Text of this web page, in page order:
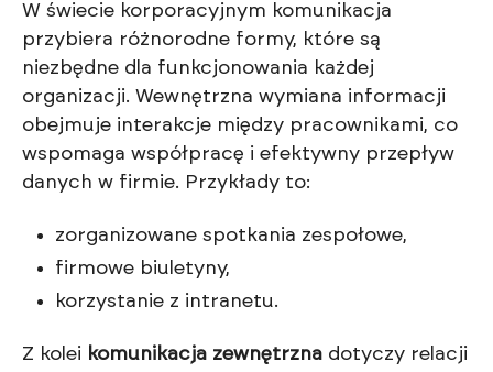
W świecie korporacyjnym komunikacja
przybiera różnorodne formy, które są
niezbędne dla funkcjonowania każdej
organizacji. Wewnętrzna wymiana informacji
obejmuje interakcje między pracownikami, co
wspomaga współpracę i efektywny przepływ
danych w firmie. Przykłady to:
zorganizowane spotkania zespołowe,
firmowe biuletyny,
korzystanie z intranetu.
Z kolei komunikacja zewnętrzna dotyczy relacji